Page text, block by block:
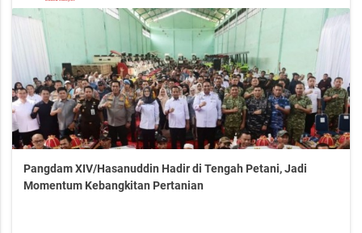
Pangdam XIV/Hasanuddin Hadir di Tengah Petani, Jadi
Momentum Kebangkitan Pertanian